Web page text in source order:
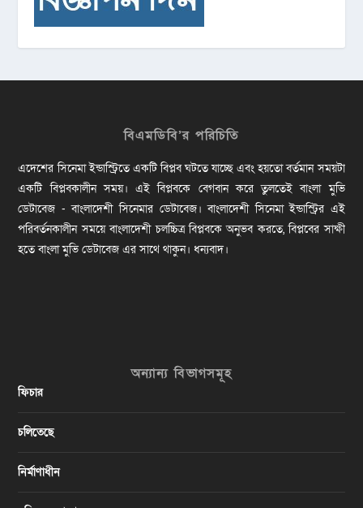
বিএমডিবি’র পরিচিতি
এদেশের সিনেমা ইন্ডাস্ট্রিতে একটি বিপ্লব ঘটতে যাচ্ছে এবং হয়তো বর্তমান সময়টা
একটি বিপ্লবকালীন সময়। এই বিপ্লবকে বেগবান করে তুলতেই বাংলা মুভি
ডেটাবেজ - বাংলাদেশী সিনেমার ডেটাবেজ। বাংলাদেশী সিনেমা ইন্ডাস্ট্রির এই
পরিবর্তনকালীন সময়ে বাংলাদেশী চলচ্চিত্র বিপ্লবকে অনুভব করতে, বিপ্লবের সাক্ষী
হতে বাংলা মুভি ডেটাবেজ এর সাথে থাকুন। ধন্যবাদ।
অন্যান্য বিভাগসমূহ
ফিচার
চলিতেছে
নির্মাণাধীন